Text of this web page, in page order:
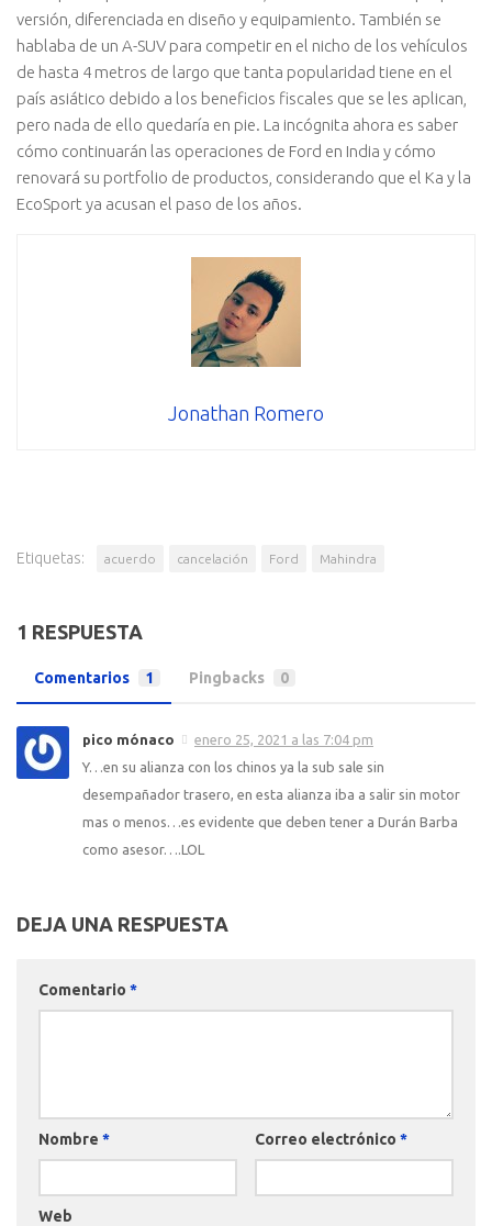
versión, diferenciada en diseño y equipamiento. También se
hablaba de un A-SUV para competir en el nicho de los vehículos
de hasta 4 metros de largo que tanta popularidad tiene en el
país asiático debido a los beneficios fiscales que se les aplican,
pero nada de ello quedaría en pie. La incógnita ahora es saber
cómo continuarán las operaciones de Ford en India y cómo
renovará su portfolio de productos, considerando que el Ka y la
EcoSport ya acusan el paso de los años.
Jonathan Romero
Etiquetas: acuerdo cancelación Ford Mahindra
1 RESPUESTA
Comentarios 1 Pingbacks 0
pico mónaco
enero 25, 2021 a las 7:04 pm
Y…en su alianza con los chinos ya la sub sale sin
desempañador trasero, en esta alianza iba a salir sin motor
mas o menos…es evidente que deben tener a Durán Barba
como asesor….LOL
DEJA UNA RESPUESTA
Comentario *
Nombre * Correo electrónico *
Web